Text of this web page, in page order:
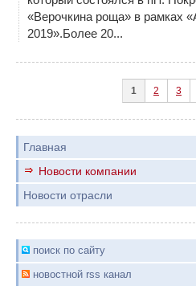
«Верочкина роща» в рамках
2019».Более 20...
1 2 3
Главная
Новости компании
Новости отрасли
поиск по сайту
новостной rss канал